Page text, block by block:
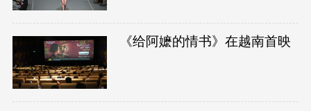
《给阿嬷的情书》在越南首映